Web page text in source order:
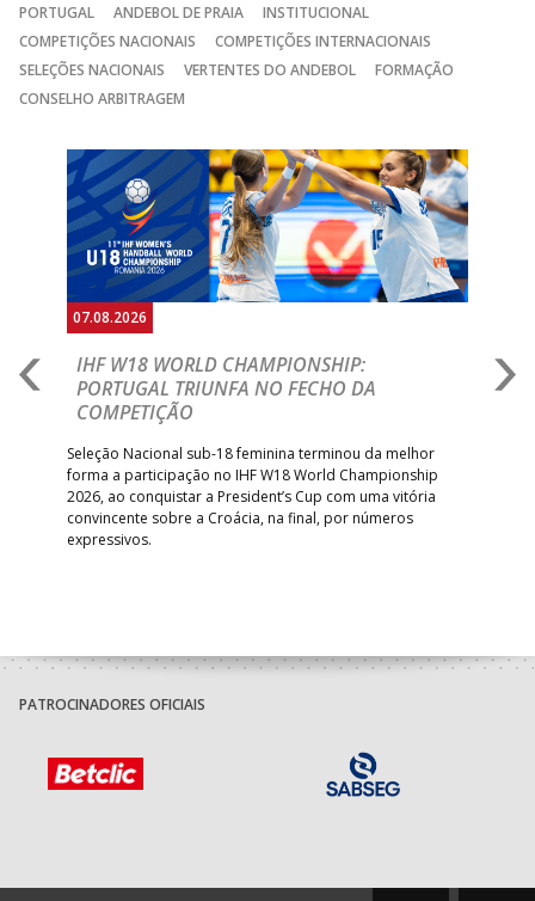
PORTUGAL
ANDEBOL DE PRAIA
INSTITUCIONAL
COMPETIÇÕES NACIONAIS
COMPETIÇÕES INTERNACIONAIS
SELEÇÕES NACIONAIS
VERTENTES DO ANDEBOL
FORMAÇÃO
CONSELHO ARBITRAGEM
07.08.2026
IHF W18 WORLD CHAMPIONSHIP:
PORTUGAL TRIUNFA NO FECHO DA
COMPETIÇÃO
Seleção Nacional sub-18 feminina terminou da melhor
forma a participação no IHF W18 World Championship
2026, ao conquistar a President’s Cup com uma vitória
convincente sobre a Croácia, na final, por números
expressivos.
Anterior
PATROCINADORES OFICIAIS